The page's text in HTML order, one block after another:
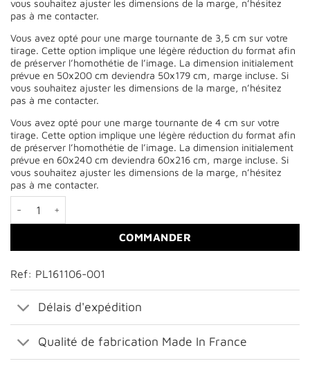
vous souhaitez ajuster les dimensions de la marge, n’hésitez
pas à me contacter.
Vous avez opté pour une marge tournante de 3,5 cm sur votre
tirage. Cette option implique une légère réduction du format afin
de préserver l’homothétie de l’image. La dimension initialement
prévue en 50x200 cm deviendra 50x179 cm, marge incluse. Si
vous souhaitez ajuster les dimensions de la marge, n’hésitez
pas à me contacter.
Vous avez opté pour une marge tournante de 4 cm sur votre
tirage. Cette option implique une légère réduction du format afin
de préserver l’homothétie de l’image. La dimension initialement
prévue en 60x240 cm deviendra 60x216 cm, marge incluse. Si
vous souhaitez ajuster les dimensions de la marge, n’hésitez
pas à me contacter.
COMMANDER
Ref: PL161106-001
Délais d'expédition
Qualité de fabrication Made In France